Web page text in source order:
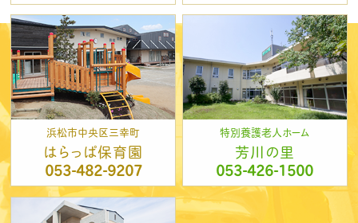
浜松市中央区三幸町
はらっぱ保育園
053-482-9207
特別養護老人ホーム
芳川の里
053-426-1500